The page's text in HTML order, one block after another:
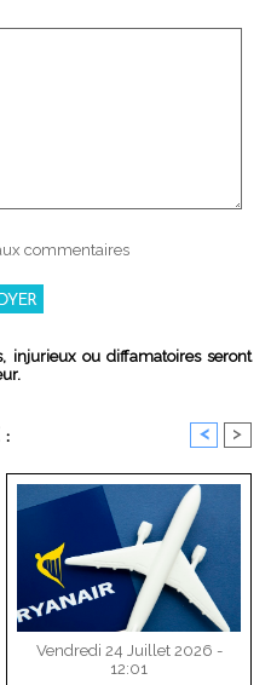
commentaires
injurieux ou diffamatoires seront
: < >
Vendredi 24 Juillet 2026 -
12:01